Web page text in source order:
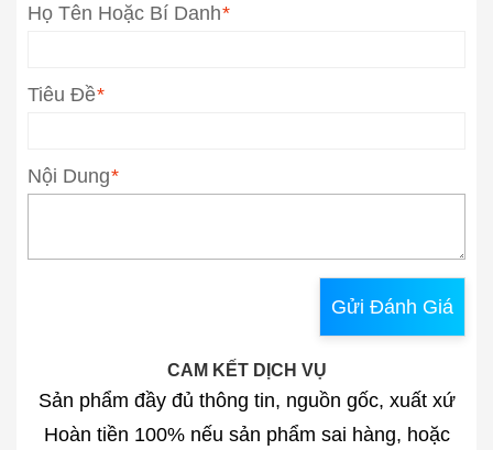
*
Họ Tên Hoặc Bí Danh
*
Tiêu Đề
*
Nội Dung
Gửi Đánh Giá
CAM KẾT DỊCH VỤ
Sản phẩm đầy đủ thông tin, nguồn gốc, xuất xứ
Hoàn tiền 100% nếu sản phẩm sai hàng, hoặc